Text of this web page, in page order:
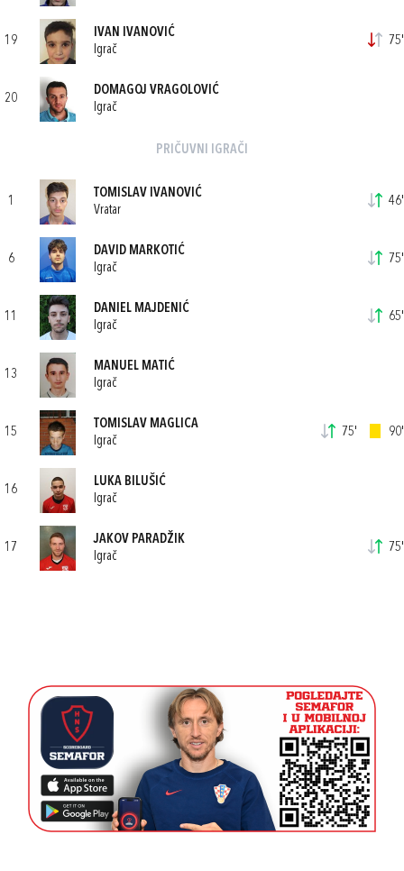
19
IVAN IVANOVIĆ
Igrač
75'
20
DOMAGOJ VRAGOLOVIĆ
Igrač
PRIČUVNI IGRAČI
1
TOMISLAV IVANOVIĆ
Vratar
46'
6
DAVID MARKOTIĆ
Igrač
75'
11
DANIEL MAJDENIĆ
Igrač
65'
13
MANUEL MATIĆ
Igrač
15
TOMISLAV MAGLICA
Igrač
75' 90'
16
LUKA BILUŠIĆ
Igrač
17
JAKOV PARADŽIK
Igrač
75'